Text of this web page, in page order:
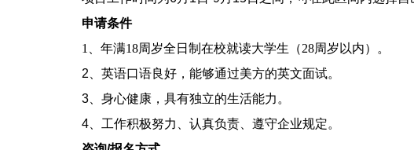
申请条件
1、年满18周岁全日制在校就读大学生（28周岁以内）。
2、英语口语良好，能够通过美方的英文面试。
3、身心健康，具有独立的生活能力。
4、工作积极努力、认真负责、遵守企业规定。